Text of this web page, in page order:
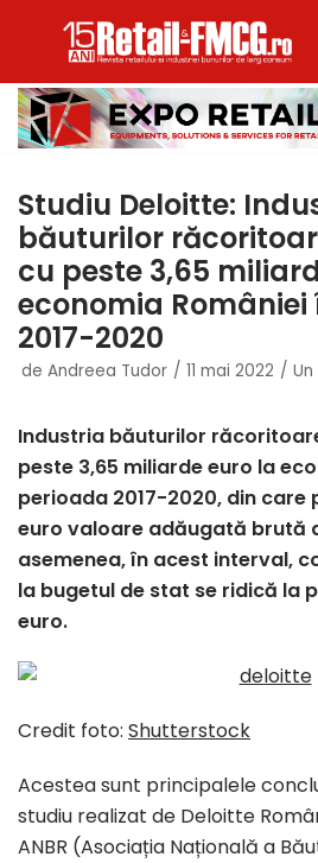
la
conținut
Studiu Deloitte:
băuturilor
cu peste 3,65
economia
2017-2020
de Andreea Tudor 11 mai 2022
Industria băuturilor
peste 3,65 miliarde euro la
perioada 2017-2020, din care
euro valoare adăugată brută
asemenea, în acest interval,
la bugetul de stat se ridică la
euro.
Credit foto: Shutterstock
Acestea sunt principalele
studiu realizat de Deloitte
ANBR (Asociația Națională a